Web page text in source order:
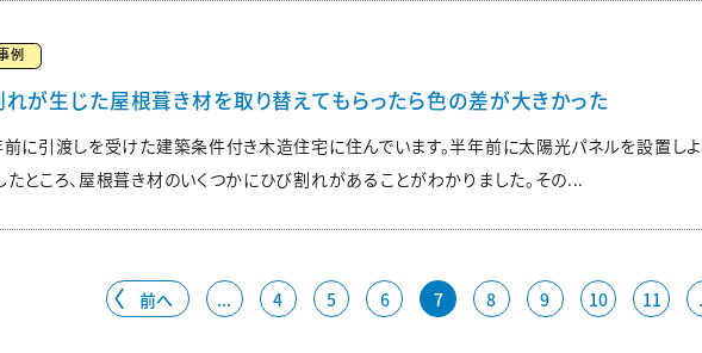
例
れが生じた屋根葺き材を取り替えてもらったら色の差が大きかった
に引渡しを受けた建築条件付き木造住宅に住んでいます。半年前に太陽光パネルを設置し
たところ、屋根葺き材のいくつかにひび割れがあることがわかりました。その...
前へ ... 4 5 6 7 8 9 10 11